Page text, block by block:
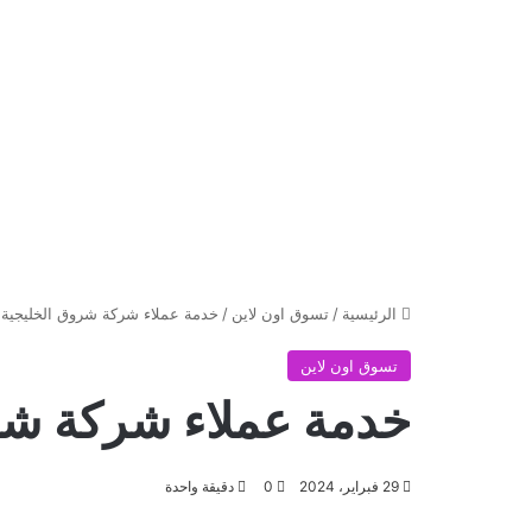
الرئيسية / تسوق اون لاين / خدمة عملاء شركة شروق الخليجية
تسوق اون لاين
خدمة عملاء شركة
29 فبراير، 2024 0 دقيقة واحدة